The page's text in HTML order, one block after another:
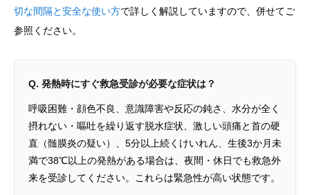
切な間隔と安全な使い方で詳しく解説していますので、併せてご
参照ください。
Q. 発熱時にすぐ救急受診が必要な症状は？
呼吸困難・顔色不良、意識障害や反応の鈍さ、水分が全く
摂れない・嘔吐を繰り返す脱水症状、激しい頭痛と首の硬
直（髄膜炎の疑い）、5分以上続くけいれん、生後3か月未
満で38℃以上の発熱がある場合は、夜間・休日でも救急外
来を受診してください。これらは緊急性が高い状態です。